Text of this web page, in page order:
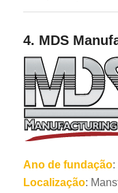
4. MDS
Ano de fundação:
Localização: